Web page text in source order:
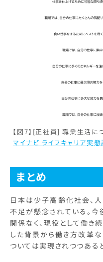
【図7】[正社員] 職業生活に
マイナビ ライフキャリア実
まとめ
日本は少子高齢化社会、
不足が懸念されている。
関係なく、現役として働き
した背景から働き方改革な
ついては実現されつつある